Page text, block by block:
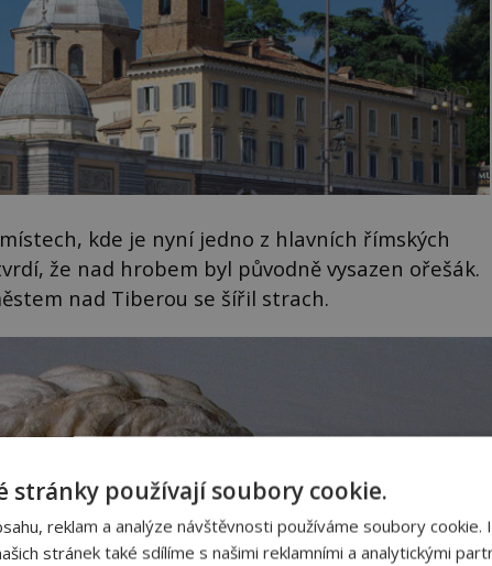
kde je nyní jedno z hlavních římských
že nad hrobem byl původně vysazen ořešák.
nad Tiberou se šířil strach.
stránky používají soubory cookie.
reklam a analýze návštěvnosti používáme soubory cookie.
stránek také sdílíme s našimi reklamními a analytickými